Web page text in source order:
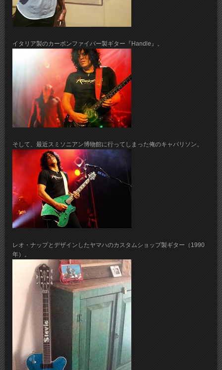
イタリア製のカーボンファイバー製ギター『Handle』。
そして、最近スミソニアン博物館に行ってしまった俺のキャパリソン。
レオ・ナップとデザインしたヤマハのカスタムショップ製ギター（1990
年）。